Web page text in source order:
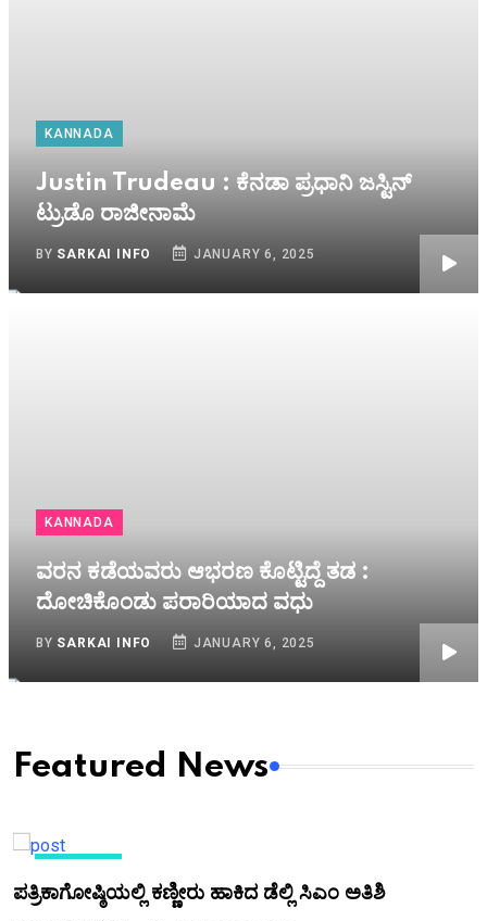
KANNADA
Justin Trudeau : ಕೆನಡಾ ಪ್ರಧಾನಿ ಜಸ್ಟಿನ್
ಟ್ರುಡೊ ರಾಜೀನಾಮೆ
BY SARKAI INFO JANUARY 6, 2025
KANNADA
ವರನ ಕಡೆಯವರು ಆಭರಣ ಕೊಟ್ಟಿದ್ದೆ ತಡ :
ದೋಚಿಕೊಂಡು ಪರಾರಿಯಾದ ವಧು
BY SARKAI INFO JANUARY 6, 2025
Featured News
ಪತ್ರಿಕಾಗೋಷ್ಠಿಯಲ್ಲಿ ಕಣ್ಣೀರು ಹಾಕಿದ ಡೆಲ್ಲಿ ಸಿಎಂ ಅತಿಶಿ